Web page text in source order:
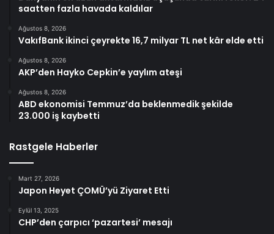
saatten fazla havada kaldılar
Ağustos 8, 2026
VakıfBank ikinci çeyrekte 16,7 milyar TL net kâr elde etti
Ağustos 8, 2026
AKP’den Hayko Cepkin’e yaylım ateşi
Ağustos 8, 2026
ABD ekonomisi Temmuz’da beklenmedik şekilde
23.000 iş kaybetti
Rastgele Haberler
Mart 27, 2026
Japon Heyet ÇOMÜ’yü Ziyaret Etti
Eylül 13, 2025
CHP’den çarpıcı ‘pazartesi’ mesajı